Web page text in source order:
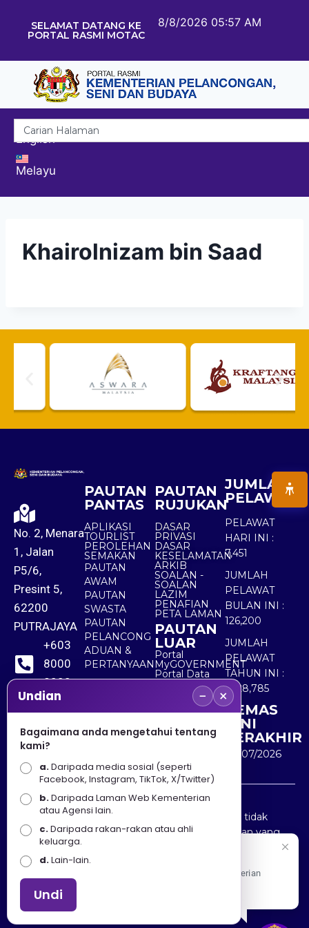
SELAMAT DATANG KE
PORTAL RASMI MOTAC
8/8/2026 05:57 AM
English
Melayu
Khairolnizam bin Saad
No. 2, Menara
1, Jalan
P5/6,
Presint 5,
62200
PUTRAJAYA
+603
8000
8000
+603
8891
7100
PAUTAN
PANTAS
APLIKASI
TOURLIST
PEROLEHAN
SEMAKAN
PAUTAN
AWAM
PAUTAN
SWASTA
PAUTAN
PELANCONG
ADUAN &
PERTANYAAN
PAUTAN
RUJUKAN
DASAR
PRIVASI
DASAR
KESELAMATAN
ARKIB
SOALAN -
SOALAN
LAZIM
PENAFIAN
PETA LAMAN
PAUTAN
LUAR
Portal
MyGOVERNMENT
Portal Data
Terbuka
Sektor Awam
JUMLAH
PELAWAT
PELAWAT
HARI INI :
7,451
JUMLAH
PELAWAT
BULAN INI :
126,200
JUMLAH
PELAWAT
TAHUN INI :
5,528,785
KEMAS
KINI
TERAKHIR
30/07/2026
Penafian : Kerajaan Malaysia dan Kementerian
Pelancongan Seni dan Budaya (MOTAC) adalah tidak
bertanggungjawab atas kehilangan atau kerugian yang
disebabkan oleh penggunaan mana-mana maklumat
yang diperolehi dari portal ini.
Hakcipta © 2025 KEMENTERIAN PELANCONGAN SENI
DAN BUDAYA. | Hak Cipta Terpelihara.
Undian − ×
Bagaimana anda mengetahui tentang
kami?
a.Daripada media sosial (seperti
Facebook, Instagram, TikTok, X/Twitter)
b.Daripada Laman Web Kementerian
atau Agensi lain.
c.Daripada rakan-rakan atau ahli
keluarga.
d.Lain-lain.
Undi
Apa Khabar! Selamat datang ke Portal Rasmi Kementerian
Pelancongan, Seni dan Budaya